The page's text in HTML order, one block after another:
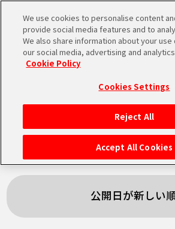
HOME
NEWS
RANKING
「シンバル」
結果
公開日が新しい
We use cookies to personalise content
provide social media features and to
We also share information about your
our social media, advertising and
Cookie Policy
Cookies Settings
Reject All
Accept All Cookies